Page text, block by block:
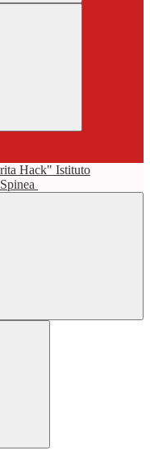
Istituto
Spinea